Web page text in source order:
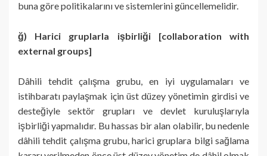
buna göre politikalarını ve sistemlerini güncellemelidir.
ğ) Harici gruplarla işbirliği [collaboration with
external groups]
Dâhili tehdit çalışma grubu, en iyi uygulamaları ve
istihbaratı paylaşmak için üst düzey yönetimin girdisi ve
desteğiyle sektör grupları ve devlet kuruluşlarıyla
işbirliği yapmalıdır. Bu hassas bir alan olabilir, bu nedenle
dâhili tehdit çalışma grubu, harici gruplara bilgi sağlama